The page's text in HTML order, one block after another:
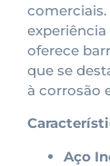
comerciais.
oferece
que se
à corrosão
Aço